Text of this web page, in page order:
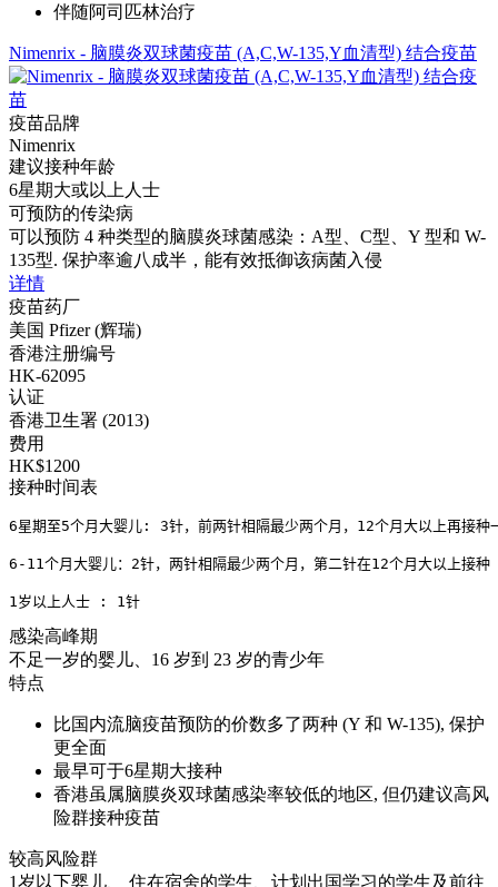
伴随阿司匹林治疗
Nimenrix - 脑膜炎双球菌疫苗 (A,C,W-135,Y血清型) 结合疫苗
疫苗品牌
Nimenrix
建议接种年龄
6星期大或以上人士
可预防的传染病
可以预防 4 种类型的脑膜炎球菌感染：A型、C型、Y 型和 W-
135型. 保护率逾八成半，能有效抵御该病菌入侵
详情
疫苗药厂
美国 Pfizer (辉瑞)
香港注册编号
HK-62095
认证
香港卫生署 (2013)
费用
HK$1200
接种时间表
6星期至5个月大婴儿: 3针，前两针相隔最少两个月，12个月大以上再接种
6-11个月大婴儿：2针，两针相隔最少两个月，第二针在12个月大以上接种
1岁以上人士 : 1针
感染高峰期
不足一岁的婴儿、16 岁到 23 岁的青少年
特点
比国内流脑疫苗预防的价数多了两种 (Y 和 W-135), 保护
更全面
最早可于6星期大接种
香港虽属脑膜炎双球菌感染率较低的地区, 但仍建议高风
险群接种疫苗
较高风险群
1岁以下婴儿、 住在宿舍的学生、计划出国学习的学生及前往